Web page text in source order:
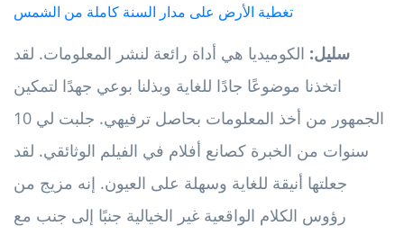
تغطية الأرض على مدار السنة كاملة من الشمس
سليل: الكوميديا ​​هي أداة رائعة لنشر المعلومات. لقد
اتخذنا موضوعًا جادًا للغاية وبذلنا بوعي جهدًا لتمكين
الجمهور من أخذ المعلومات بحاصل ترفيهي. جلبت لي 10
سنوات من الخبرة كصانع أفلام في الفيلم الوثائقي. لقد
جعلتها أنيقة للغاية وسهلة على العيون. إنه مزيج من
رؤوس الكلام الواقعية غير الخيالية جنبًا إلى جنب مع